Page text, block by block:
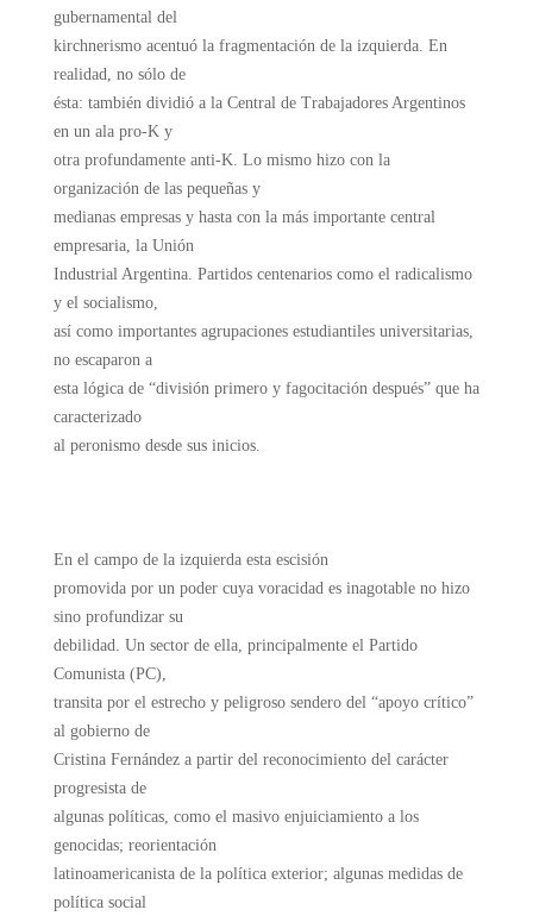
gubernamental del
kirchnerismo acentuó la fragmentación de la izquierda. En
realidad, no sólo de
ésta: también dividió a la Central de Trabajadores Argentinos
en un ala pro-K y
otra profundamente anti-K. Lo mismo hizo con la
organización de las pequeñas y
medianas empresas y hasta con la más importante central
empresaria, la Unión
Industrial Argentina. Partidos centenarios como el radicalismo
y el socialismo,
así como importantes agrupaciones estudiantiles universitarias,
no escaparon a
esta lógica de “división primero y fagocitación después” que ha
caracterizado
al peronismo desde sus inicios.
En el campo de la izquierda esta escisión
promovida por un poder cuya voracidad es inagotable no hizo
sino profundizar su
debilidad. Un sector de ella, principalmente el Partido
Comunista (PC),
transita por el estrecho y peligroso sendero del “apoyo crítico”
al gobierno de
Cristina Fernández a partir del reconocimiento del carácter
progresista de
algunas políticas, como el masivo enjuiciamiento a los
genocidas; reorientación
latinoamericanista de la política exterior; algunas medidas de
política social